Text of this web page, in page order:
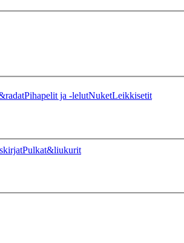
Pihapelit ja -lelutNuketLeikkisetit
Pulkat&liukurit